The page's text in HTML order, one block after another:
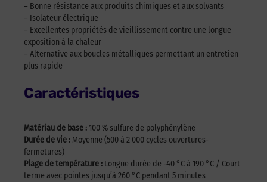
– Bonne résistance aux produits chimiques et aux solvants
– Isolateur électrique
– Excellentes propriétés de vieillissement contre une longue
exposition à la chaleur
– Alternative aux boucles métalliques permettant un entretien
plus rapide
Caractéristiques
Matériau de base : 100 % sulfure de polyphénylène
Durée de vie : Moyenne (500 à 2 000 cycles ouvertures-
fermetures)
Plage de température : Longue durée de -40 °C à 190 °C / Court
terme avec pointes jusqu’à 260 °C pendant 5 minutes